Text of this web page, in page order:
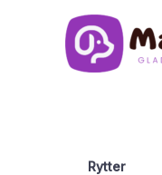
Rytter